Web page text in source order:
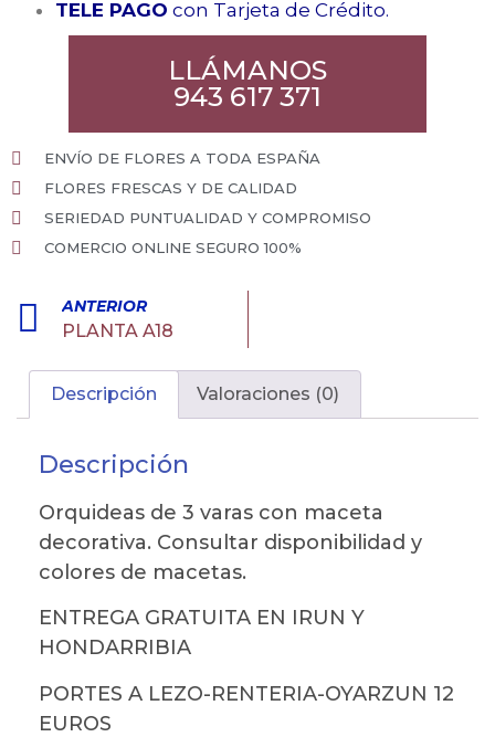
TELE PAGO con Tarjeta de Crédito.
LLÁMANOS
943 617 371
ENVÍO DE FLORES A TODA ESPAÑA
FLORES FRESCAS Y DE CALIDAD
SERIEDAD PUNTUALIDAD Y COMPROMISO
COMERCIO ONLINE SEGURO 100%
ANTERIOR
PLANTA A18
Descripción Valoraciones (0)
Descripción
Orquideas de 3 varas con maceta
decorativa. Consultar disponibilidad y
colores de macetas.
ENTREGA GRATUITA EN IRUN Y
HONDARRIBIA
PORTES A LEZO-RENTERIA-OYARZUN 12
EUROS